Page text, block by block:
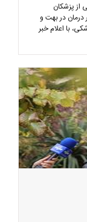
از پزشکان
درمان در بهت و
با اعلام خبر